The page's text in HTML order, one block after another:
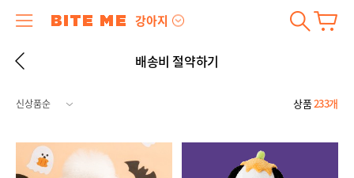
강아지
배송비 절약하기
상품233개